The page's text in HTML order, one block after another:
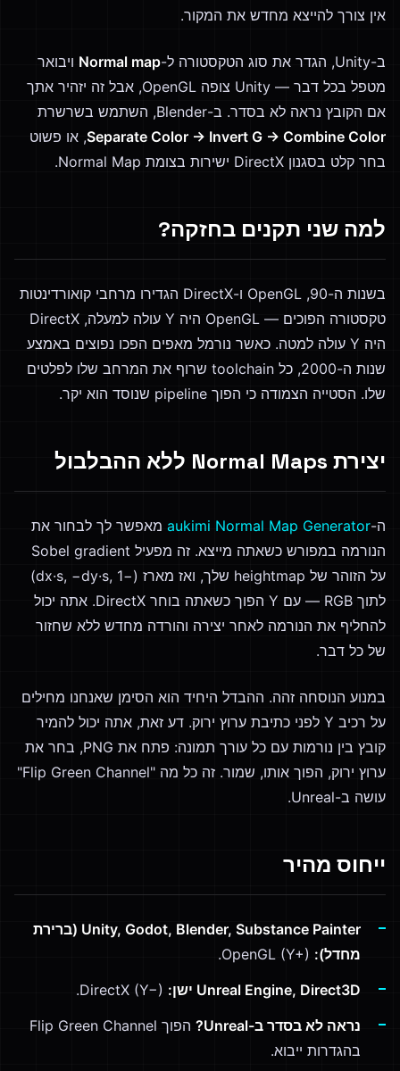
אין צורך להייצא מחדש את המקור.
ב-Unity, הגדר את סוג הטקסטורה ל- Normal map ויבואר
מטפל בכל דבר — Unity צופה OpenGL, אבל זה יזהיר אתך
אם הקובץ נראה לא בסדר. ב-Blender, השתמש בשרשרת
Separate Color → Invert G → Combine Color, או פשוט
בחר קלט בסגנון DirectX ישירות בצומת Normal Map.
למה שני תקנים בחזקה?
בשנות ה-90, OpenGL ו-DirectX הגדירו מרחבי קואורדינטות
טקסטורה הפוכים — OpenGL היה Y עולה למעלה, DirectX
היה Y עולה למטה. כאשר נורמל מאפים הפכו נפוצים באמצע
שנות ה-2000, כל toolchain שרוף את המרחב שלו לפלטים
שלו. הסטייה הצמודה כי הפוך pipeline שנוסד הוא יקר.
יצירת Normal Maps ללא ההבלבול
ה-aukimi Normal Map Generator מאפשר לך לבחור את
הנורמה במפורש כשאתה מייצא. זה מפעיל Sobel gradient
על הזוהר של heightmap שלך, ואז מארז (−dx·s, −dy·s, 1)
לתוך RGB — עם Y הפוך כשאתה בוחר DirectX. אתה יכול
להחליף את הנורמה לאחר יצירה והורדה מחדש ללא שחזור
של כל דבר.
במנוע הנוסחה זהה. ההבדל היחיד הוא הסימן שאנחנו מחילים
על רכיב Y לפני כתיבת ערוץ ירוק. דע זאת, אתה יכול להמיר
קובץ בין נורמות עם כל עורך תמונה: פתח את PNG, בחר את
ערוץ ירוק, הפוך אותו, שמור. זה כל מה "Flip Green Channel"
עושה ב-Unreal.
ייחוס מהיר
Unity, Godot, Blender, Substance Painter (ברירת
מחדל):
Unreal Engine, Direct3D ישן:
נראה לא בסדר ב-Unreal?
הפוך Flip Green Channel
בהגדרות ייבוא.